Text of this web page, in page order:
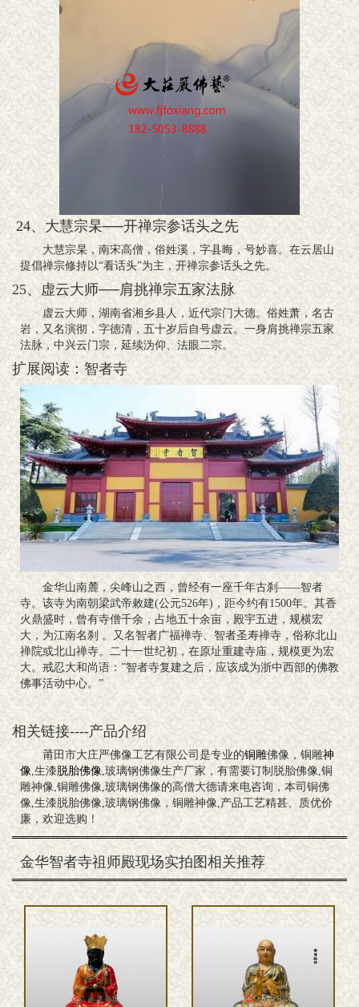
24、大慧宗杲──开禅宗参话头之先
大慧宗杲，南宋高僧，俗姓溪，字县晦，号妙喜。在云居山
提倡禅宗修持以“看话头”为主，开禅宗参话头之先。
25、虚云大师──肩挑禅宗五家法脉
虚云大师，湖南省湘乡县人，近代宗门大德。俗姓萧，名古
岩，又名演彻，字德清，五十岁后自号虚云。一身肩挑禅宗五家
法脉，中兴云门宗，延续沩仰、法眼二宗。
扩展阅读：智者寺
金华山南麓，尖峰山之西，曾经有一座千年古刹——智者
寺。该寺为南朝梁武帝敕建(公元526年)，距今约有1500年。其香
火鼎盛时，曾有寺僧千余，占地五十余亩，殿宇五进，规横宏
大，为江南名刹 。又名智者广福禅寺、智者圣寿禅寺，俗称北山
禅院或北山禅寺。二十一世纪初，在原址重建寺庙，规模更为宏
大。戒忍大和尚语：”智者寺复建之后，应该成为浙中西部的佛教
佛事活动中心。”
相关链接----产品介绍
莆田市大庄严佛像工艺有限公司是专业的铜雕佛像，铜雕神
像 ,生漆脱胎佛像 ,玻璃钢佛像生产厂家，有需要订制脱胎佛像,铜
雕神像,铜雕佛像,玻璃钢佛像的高僧大德请来电咨询，本司铜佛
像,生漆脱胎佛像,玻璃钢佛像，铜雕神像,产品工艺精甚、质优价
廉，欢迎选购！
金华智者寺祖师殿现场实拍图相关推荐